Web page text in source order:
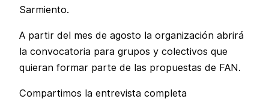
Sarmiento.
A partir del mes de agosto la organización abrirá
la convocatoria para grupos y colectivos que
quieran formar parte de las propuestas de FAN.
Compartimos la entrevista completa